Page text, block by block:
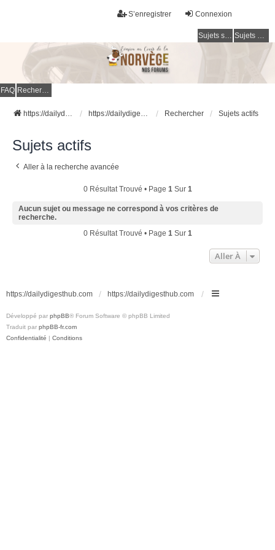
Connexion
S’enregistrer
Sujets sans réponse Sujets actifs
FAQ Rechercher
https://dailydigesthub.com https://dailydigesthub.com Rechercher Sujets actifs
Sujets actifs
Aller à la recherche avancée
0 Résultat Trouvé • Page 1Sur 1
Aucun sujet ou message ne correspond à vos critères de
recherche.
0 Résultat Trouvé • Page 1Sur 1
Aller À
https://dailydigesthub.com https://dailydigesthub.com
Développé par phpBB® Forum Software © phpBB Limited
Traduit par phpBB-fr.com
Confidentialité | Conditions